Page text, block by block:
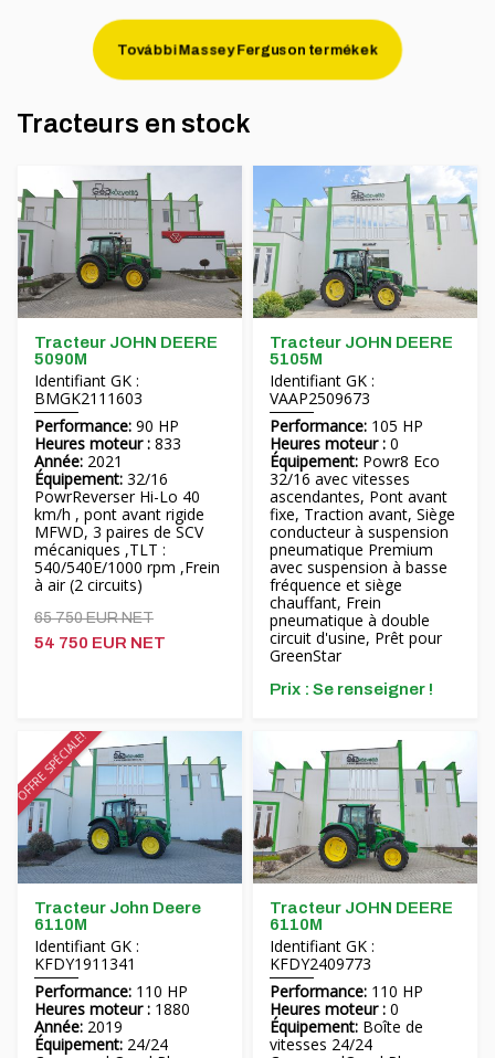
További Massey Ferguson termékek
Tracteurs en stock
Tracteur JOHN DEERE
5090M
Identifiant GK :
BMGK2111603
Performance: 90 HP
Heures moteur : 833
Année: 2021
Équipement: 32/16
PowrReverser Hi-Lo 40
km/h , pont avant rigide
MFWD, 3 paires de SCV
mécaniques ,TLT :
540/540E/1000 rpm ,Frein
à air (2 circuits)
65 750 EUR NET
54 750 EUR NET
Tracteur JOHN DEERE
5105M
Identifiant GK :
VAAP2509673
Performance: 105 HP
Heures moteur : 0
Équipement: Powr8 Eco
32/16 avec vitesses
ascendantes, Pont avant
fixe, Traction avant, Siège
conducteur à suspension
pneumatique Premium
avec suspension à basse
fréquence et siège
chauffant, Frein
pneumatique à double
circuit d'usine, Prêt pour
GreenStar
Prix ​​: Se renseigner !
OFFRE SPÉCIALE!
Tracteur John Deere
6110M
Identifiant GK :
KFDY1911341
Performance: 110 HP
Heures moteur : 1880
Année: 2019
Équipement: 24/24
Tracteur JOHN DEERE
6110M
Identifiant GK :
KFDY2409773
Performance: 110 HP
Heures moteur : 0
Équipement: Boîte de
vitesses 24/24